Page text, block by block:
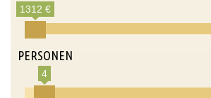
1312 €
PERSONEN
4